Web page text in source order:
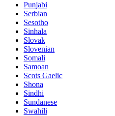
Punjabi
Serbian
Sesotho
Sinhala
Slovak
Slovenian
Somali
Samoan
Scots Gaelic
Shona
Sindhi
Sundanese
Swahili